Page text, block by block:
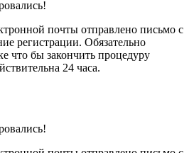
почты отправлено письмо с
регистрации. Обязательно
что бы закончить процедуру
24 часа.